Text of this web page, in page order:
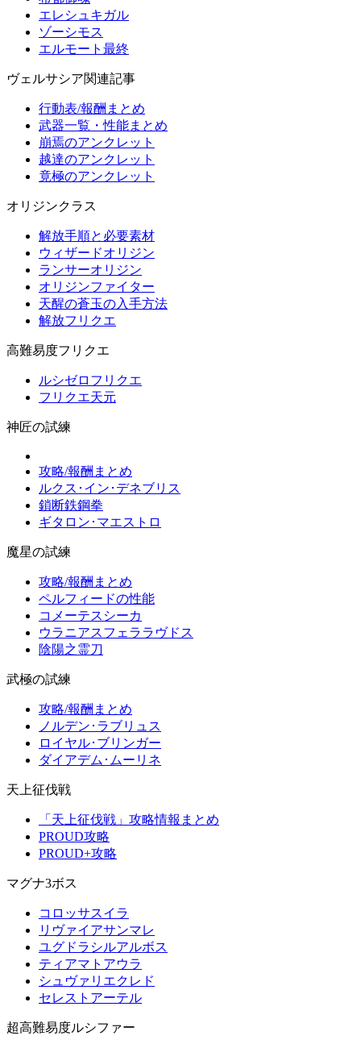
エレシュキガル
ゾーシモス
エルモート最終
ヴェルサシア関連記事
行動表/報酬まとめ
武器一覧・性能まとめ
崩焉のアンクレット
越達のアンクレット
竟極のアンクレット
オリジンクラス
解放手順と必要素材
ウィザードオリジン
ランサーオリジン
オリジンファイター
天醒の蒼玉の入手方法
解放フリクエ
高難易度フリクエ
ルシゼロフリクエ
フリクエ天元
神匠の試練
攻略/報酬まとめ
ルクス･イン･デネブリス
鎖断鉄鋼拳
ギタロン･マエストロ
魔星の試練
攻略/報酬まとめ
ペルフィードの性能
コメーテスシーカ
ウラニアスフェララヴドス
陰陽之霊刀
武極の試練
攻略/報酬まとめ
ノルデン･ラブリュス
ロイヤル･ブリンガー
ダイアデム･ムーリネ
天上征伐戦
「天上征伐戦」攻略情報まとめ
PROUD攻略
PROUD+攻略
マグナ3ボス
コロッサスイラ
リヴァイアサンマレ
ユグドラシルアルボス
ティアマトアウラ
シュヴァリエクレド
セレストアーテル
超高難易度ルシファー